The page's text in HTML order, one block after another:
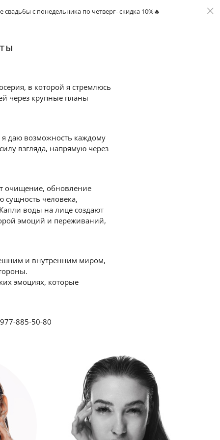
в которой я стремлюсь
через крупные планы
даю возможность каждому
взгляда, напрямую через
очищение, обновление
сущность человека,
воды на лице создают
эмоций и переживаний,
и внутренним миром,
эмоциях, которые
885-50-80
с понедельника по четверг- скидка 10%🔥 На